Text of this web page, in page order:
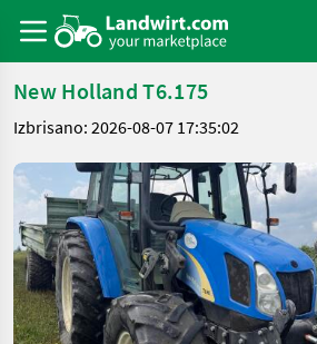
New Holland T6.175
Izbrisano: 2026-08-07 17:35:02